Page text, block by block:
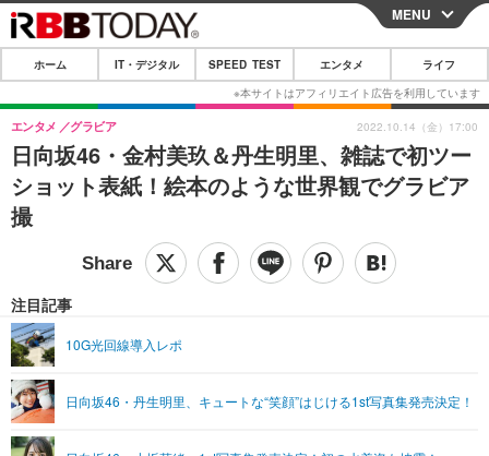
CLOSE
ホーム
IT・デジタル
IT・デジタルTOP スマートフォン
ショッピング その他
SPEED TEST
エンタメ
エンタメTOP 映画・ドラマ
音楽
ペット
リリース一覧
プッシュ通知の停止方法
MENU
ホーム IT・デジタル SPEED TEST エンタメ ライフ
日向坂46・金村美玖＆丹生明里、雑誌で初ツー
ショット表紙！絵本のような世界観でグラビア
撮
エンタメ グラビア
注目記事
10G光回線導入レポ
日向坂46・丹生明里、キュートな“笑顔”はじける1st写真集発売決定！
2022.10.14（金）17:00